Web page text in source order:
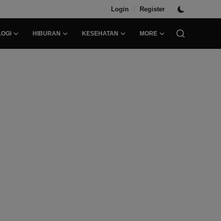
Login / Register
HIBURAN KESEHATAN MORE